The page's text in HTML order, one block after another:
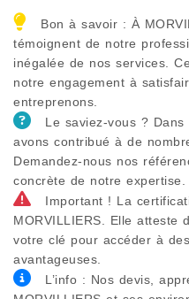
Bon à savoir : À
témoignent de notre
inégalée de nos services.
notre engagement à
entreprenons.
Le saviez-vous ?
avons contribué à de
Demandez-nous nos
concrète de notre expertise.
Important ! La
MORVILLIERS. Elle atteste
votre clé pour accéder à
avantageuses.
L’info : Nos devis,